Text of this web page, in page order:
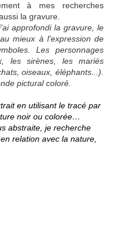
à mes recherches
la gravure.
approfondi la gravure, le
mieux à l'expression de
Les personnages
les sirènes, les mariés
oiseaux, éléphants...).
pictural coloré.
en utilisant le tracé par
noir ou colorée…
abstraite, je recherche
relation avec la nature,